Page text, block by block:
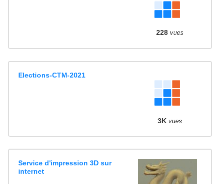
228 vues
Elections-CTM-2021
3K vues
Service d'impression 3D sur
internet